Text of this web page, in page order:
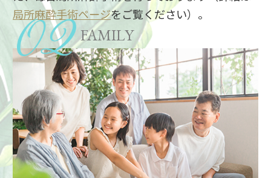
局所麻酔手術ページをご覧ください）。
FAMILY